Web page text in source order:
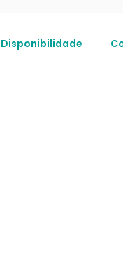
Disponibilidade